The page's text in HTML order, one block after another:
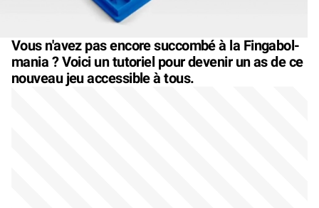
Vous n'avez pas encore succombé à la Fingabol-
mania ? Voici un tutoriel pour devenir un as de ce
nouveau jeu accessible à tous.